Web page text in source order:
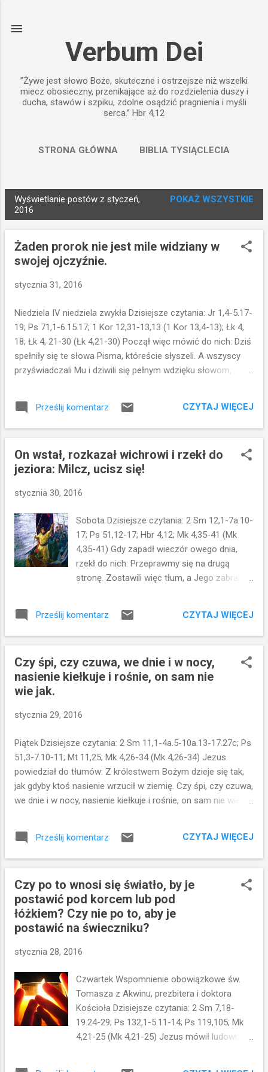
Verbum Dei
”Żywe jest słowo Boże, skuteczne i ostrzejsze niż wszelki
miecz obosieczny, przenikające aż do rozdzielenia duszy i
ducha, stawów i szpiku, zdolne osądzić pragnienia i myśli
serca.” Hbr 4,12
STRONA GŁÓWNA BIBLIA TYSIĄCLECIA
o
Wyświetlanie postów z styczeń,
2016
POKAŻ WSZYSTKIE
Żaden prorok nie jest mile widziany w
swojej ojczyźnie.
stycznia 31, 2016
Niedziela IV niedziela zwykła Dzisiejsze czytania: Jr 1,4-5.17-
19; Ps 71,1-6.15.17; 1 Kor 12,31-13,13 (1 Kor 13,4-13); Łk 4,
18; Łk 4, 21-30 (Łk 4,21-30) Począł więc mówić do nich: Dziś
spełniły się te słowa Pisma, któreście słyszeli. A wszyscy
przyświadczali Mu i dziwili się pełnym wdzięku słowom,
przysłowie: Lekarzu, ulecz samego siebie; dokonajże i tu w
swojej ojczyźnie tego, co wydarzyło się, jak słyszeliśmy, w
prorok nie jest mile widziany w swojej ojczyźnie. Naprawdę,
mówię wam: Wiele wdów było w Izraelu za czasów Eliasza,
miesięcy, tak że wielki głód panował w całym kraju; a Eliasz
do żadnej z nich nie został posłany, tylko do owej wdowy w
Sarepcie Sydońskiej. I wielu trędowatych było w Izraelu za
proroka Elizeusza, a żaden z nich nie został oczy...
Prześlij komentarz CZYTAJ WIĘCEJ
On wstał, rozkazał wichrowi i rzekł do
jeziora: Milcz, ucisz się!
stycznia 30, 2016
Sobota Dzisiejsze czytania: 2 Sm 12,1-7a.10-
17; Ps 51,12-17; Hbr 4,12; Mk 4,35-41 (Mk
4,35-41) Gdy zapadł wieczór owego dnia,
rzekł do nich: Przeprawmy się na drugą
stronę. Zostawili więc tłum, a Jego zabrali,
Fale biły w łódź, tak że łódź już się
napełniała. On zaś spał w tyle łodzi na
Niego: Nauczycielu, nic Cię to nie obchodzi,
że giniemy? On wstał, rozkazał wichrowi i
do nich: Czemu tak bojaźliwi jesteście?
mówili jeden do drugiego: Kim właściwie On
jest, że nawet wicher i jezioro są Mu
posłuszne? Co takiego mówi nam ten
fragment z Ewangelii? Jakie ważne myśli mu
towarzyszą? Pierwsza rzecz, która rzuca się
Przeprawmy się na drugą stronę. Zostawili
Prześlij komentarz CZYTAJ WIĘCEJ
Czy śpi, czy czuwa, we dnie i w nocy,
nasienie kiełkuje i rośnie, on sam nie
wie jak.
stycznia 29, 2016
Piątek Dzisiejsze czytania: 2 Sm 11,1-4a.5-10a.13-17.27c; Ps
51,3-7.10-11; Mt 11,25; Mk 4,26-34 (Mk 4,26-34) Jezus
powiedział do tłumów: Z królestwem Bożym dzieje się tak,
jak gdyby ktoś nasienie wrzucił w ziemię. Czy śpi, czy czuwa,
we dnie i w nocy, nasienie kiełkuje i rośnie, on sam nie wie
zboża na to pozwala, zaraz zapuszcza się sierp, bo pora już
na żniwo. Mówił jeszcze: Z czym porównamy królestwo
jak ziarnko gorczycy; gdy się je wsiewa w ziemię, jest
najmniejsze ze wszystkich nasion na ziemi. Lecz wsiane
wyrasta i staje się większe od jarzyn; wypuszcza wielkie
gałęzie, tak że ptaki powietrzne gnieżdżą się w jego cieniu. W
rozumieć. A bez przypowieści nie przemawiał do nich.
Osobno zaś objaśniał wszystko swoim uczniom. Jezus w
dzisiejszej...
Prześlij komentarz CZYTAJ WIĘCEJ
Czy po to wnosi się światło, by je
postawić pod korcem lub pod
łóżkiem? Czy nie po to, aby je
postawić na świeczniku?
stycznia 28, 2016
Czwartek Wspomnienie obowiązkowe św.
Tomasza z Akwinu, prezbitera i doktora
Kościoła Dzisiejsze czytania: 2 Sm 7,18-
19.24-29; Ps 132,1-5.11-14; Ps 119,105; Mk
4,21-25 (Mk 4,21-25) Jezus mówił ludowi: